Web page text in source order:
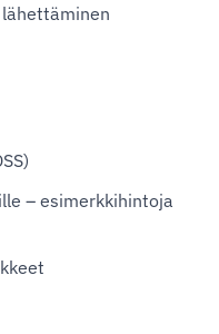
– esimerkkihintoja